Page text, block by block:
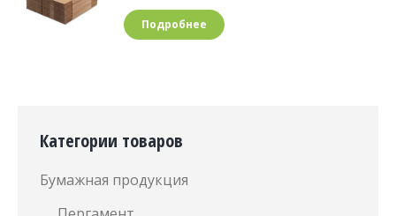
Подробнее
Категории товаров
Бумажная продукция